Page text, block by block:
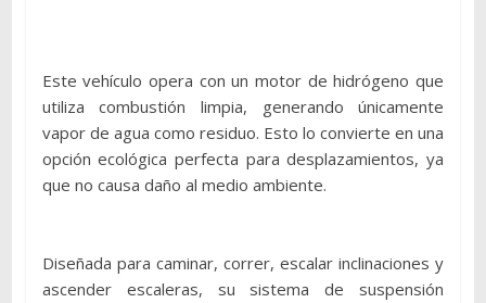
Este vehículo opera con un motor de hidrógeno que
utiliza combustión limpia, generando únicamente
vapor de agua como residuo. Esto lo convierte en una
opción ecológica perfecta para desplazamientos, ya
que no causa daño al medio ambiente.
Diseñada para caminar, correr, escalar inclinaciones y
ascender escaleras, su sistema de suspensión